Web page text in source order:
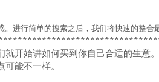
进行简单的搜索之后，我们将快速的整合
开始讲如何买到你自己合适的生意
能不一样。